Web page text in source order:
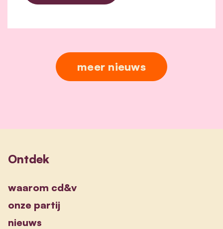
meer nieuws
Ontdek
waarom cd&v
onze partij
nieuws